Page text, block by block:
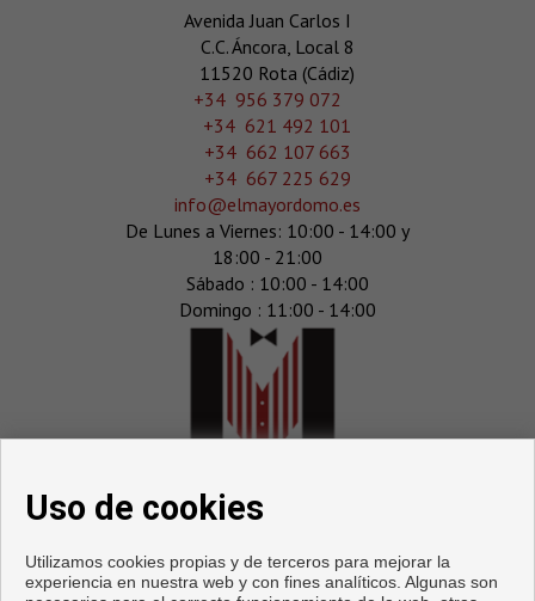
Avenida Juan Carlos I
C.C. Áncora, Local 8
11520 Rota (Cádiz)
‎+34 956 379 072
+34 621 492 101
+34 662 107 663
+34 667 225 629
info@elmayordomo.es
De Lunes a Viernes: 10:00 - 14:00 y
18:00 - 21:00
Sábado : 10:00 - 14:00
Domingo : 11:00 - 14:00
Uso de cookies
Utilizamos cookies propias y de terceros para mejorar la
experiencia en nuestra web y con fines analíticos. Algunas son